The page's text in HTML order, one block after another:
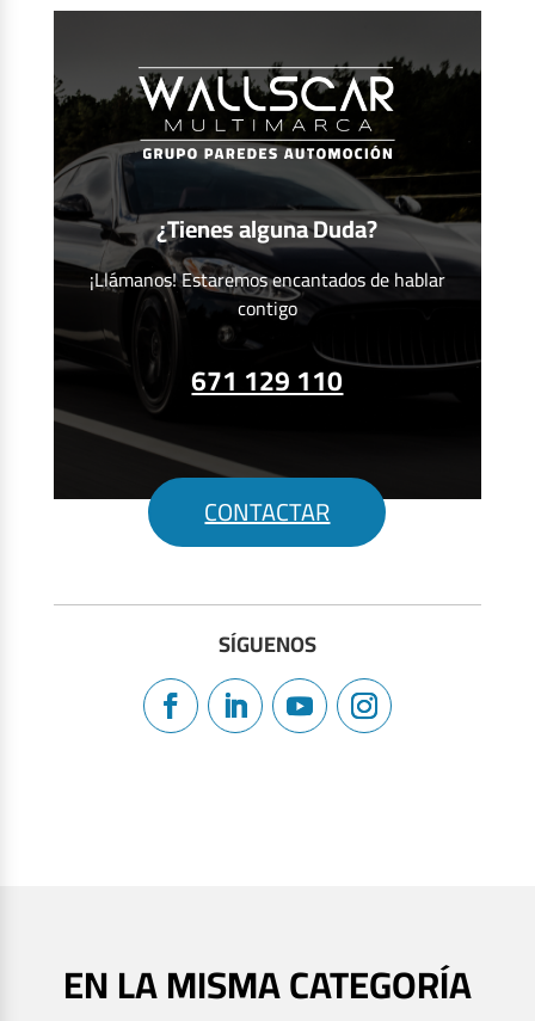
¿Tienes alguna Duda?
¡Llámanos! Estaremos encantados de hablar
contigo
671 129 110
CONTACTAR
SÍGUENOS
EN LA MISMA CATEGORÍA